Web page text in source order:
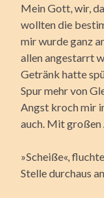
Mein Gott, wir,
wollten die
mir wurde ganz
allen angestarrt
Getränk hatte
Spur mehr von
Angst kroch mir
auch. Mit großen
»Scheiße«,
Stelle durchaus